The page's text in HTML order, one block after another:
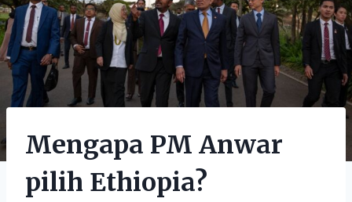
Mengapa PM Anwar
pilih Ethiopia?